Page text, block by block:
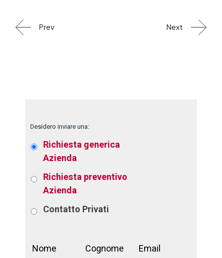
Prev Next
Desidero inviare una:
Richiesta generica
Azienda
Richiesta preventivo
Azienda
Contatto Privati